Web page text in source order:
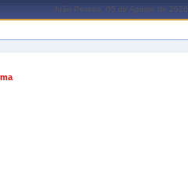
João Pessoa, 05 de Agosto de 2026